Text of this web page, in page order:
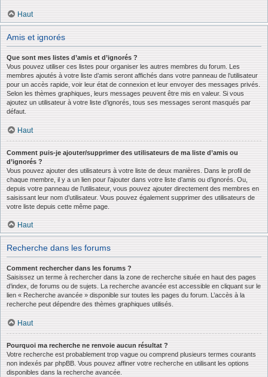
Haut
Amis et ignorés
Que sont mes listes d’amis et d’ignorés ?
Vous pouvez utiliser ces listes pour organiser les autres membres du forum. Les
membres ajoutés à votre liste d’amis seront affichés dans votre panneau de l’utilisateur
pour un accès rapide, voir leur état de connexion et leur envoyer des messages privés.
Selon les thèmes graphiques, leurs messages peuvent être mis en valeur. Si vous
ajoutez un utilisateur à votre liste d’ignorés, tous ses messages seront masqués par
défaut.
Haut
Comment puis-je ajouter/supprimer des utilisateurs de ma liste d’amis ou
d’ignorés ?
Vous pouvez ajouter des utilisateurs à votre liste de deux manières. Dans le profil de
chaque membre, il y a un lien pour l’ajouter dans votre liste d’amis ou d’ignorés. Ou,
depuis votre panneau de l’utilisateur, vous pouvez ajouter directement des membres en
saisissant leur nom d’utilisateur. Vous pouvez également supprimer des utilisateurs de
votre liste depuis cette même page.
Haut
Recherche dans les forums
Comment rechercher dans les forums ?
Saisissez un terme à rechercher dans la zone de recherche située en haut des pages
d’index, de forums ou de sujets. La recherche avancée est accessible en cliquant sur le
lien « Recherche avancée » disponible sur toutes les pages du forum. L’accès à la
recherche peut dépendre des thèmes graphiques utilisés.
Haut
Pourquoi ma recherche ne renvoie aucun résultat ?
Votre recherche est probablement trop vague ou comprend plusieurs termes courants
non indexés par phpBB. Vous pouvez affiner votre recherche en utilisant les options
disponibles dans la recherche avancée.